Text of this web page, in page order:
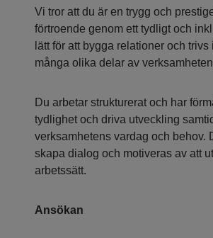
Vi tror att du är en trygg och
förtroende genom ett tydligt och
lätt för att bygga relationer och
många olika delar av
Du arbetar strukturerat och har
tydlighet och driva utveckling
verksamhetens vardag och behov.
skapa dialog och motiveras av att
arbetssätt.
Ansökan